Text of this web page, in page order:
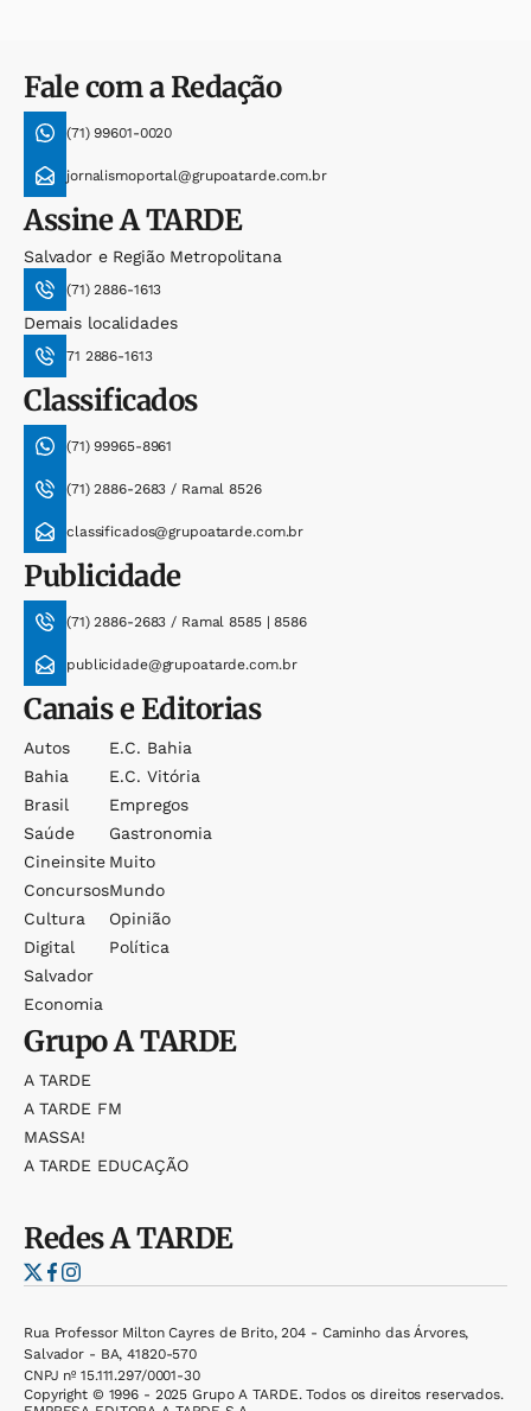
Fale com a Redação
(71) 99601-0020
jornalismoportal@grupoatarde.com.br
AssineA TARDE
Salvador e Região Metropolitana
(71) 2886-1613
Demais localidades
71 2886-1613
Classificados
(71) 99965-8961
(71) 2886-2683 / Ramal 8526
classificados@grupoatarde.com.br
Publicidade
(71) 2886-2683 / Ramal 8585 | 8586
publicidade@grupoatarde.com.br
Canais e Editorias
Autos
Bahia
Brasil
Saúde
Cineinsite
Concursos
Cultura
Digital
Salvador
Economia
E.c. Bahia
E.c. Vitória
Empregos
Gastronomia
Muito
Mundo
Opinião
Política
GrupoA TARDE
A TARDE
A TARDE FM
MASSA!
A TARDE EDUCAÇÃO
RedesA TARDE
Rua Professor Milton Cayres de Brito, 204 - Caminho das Árvores,
Salvador - BA, 41820-570
CNPJ nº 15.111.297/0001-30
Copyright © 1996 - 2025 Grupo A TARDE. Todos os direitos reservados.